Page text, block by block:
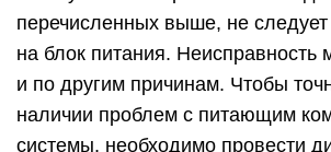
включается, необходимо
проверку:
Снимите боковую крышку
получить доступ к внутренним